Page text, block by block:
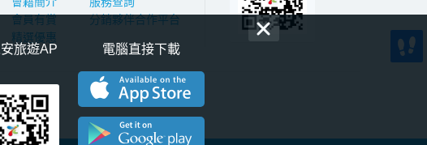
會員有賞
精選優惠
分銷夥伴合作平台
旅遊AP
電腦直接下載